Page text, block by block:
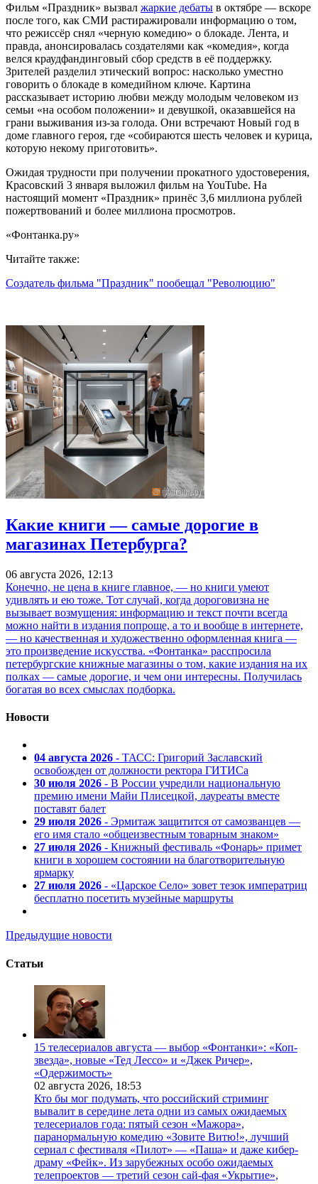
Фильм «Праздник» вызвал жаркие дебаты в октябре — вскоре
после того, как СМИ растиражировали информацию о том,
что режиссёр снял «черную комедию» о блокаде. Лента, и
правда, анонсировалась создателями как «комедия», когда
велся краудфандинговый сбор средств в её поддержку.
Зрителей разделил этический вопрос: насколько уместно
говорить о блокаде в комедийном ключе. Картина
рассказывает историю любви между молодым человеком из
семьи «на особом положении» и девушкой, оказавшейся на
грани выживания из-за голода. Они встречают Новый год в
доме главного героя, где «собираются шесть человек и курица,
которую некому приготовить».
Ожидая трудности при получении прокатного удостоверения,
Красовский 3 января выложил фильм на YouTube. На
настоящий момент «Праздник» принёс 3,6 миллиона рублей
пожертвований и более миллиона просмотров.
«Фонтанка.ру»
Читайте также:
Создатель фильма "Праздник" пообещал "Революцию"
Какие книги — самые дорогие в
магазинах Петербурга?
06 августа 2026, 12:13
Конечно, не цена в книге главное, — но книги умеют
удивлять и ею тоже. Тот случай, когда дороговизна не
вызывает возмущения: информацию и текст почти всегда
можно найти в издания попроще, а то и вообще в интернете,
— но качественная и художественно оформленная книга —
это произведение искусства. «Фонтанка» расспросила
петербургские книжные магазины о том, какие издания на их
полках — самые дорогие, и чем они интересны. Получилась
богатая во всех смыслах подборка.
Новости
04 августа 2026 - ТАСС: Григорий Заславский
освобожден от должности ректора ГИТИСа
30 июля 2026 - В России учредили национальную
премию имени Майи Плисецкой, лауреаты вместе
поставят балет
29 июля 2026 - Эрмитаж защитится от самозванцев —
его имя стало «общеизвестным товарным знаком»
27 июля 2026 - Книжный фестиваль «Фонарь» примет
книги в хорошем состоянии на благотворительную
ярмарку
27 июля 2026 - «Царское Село» зовет тезок императриц
бесплатно посетить музейные маршруты
Предыдущие новости
Статьи
15 телесериалов августа — выбор «Фонтанки»: «Коп-
звезда», новые «Тед Лессо» и «Джек Ричер»,
«Одержимость»
02 августа 2026, 18:53
Кто бы мог подумать, что российский стриминг
вывалит в середине лета одни из самых ожидаемых
телесериалов года: пятый сезон «Мажора»,
паранормальную комедию «Зовите Витю!», лучший
сериал с фестиваля «Пилот» — «Паша» и даже кибер-
драму «Фейк». Из зарубежных особо ожидаемых
телепроектов — третий сезон сай-фая «Укрытие»,